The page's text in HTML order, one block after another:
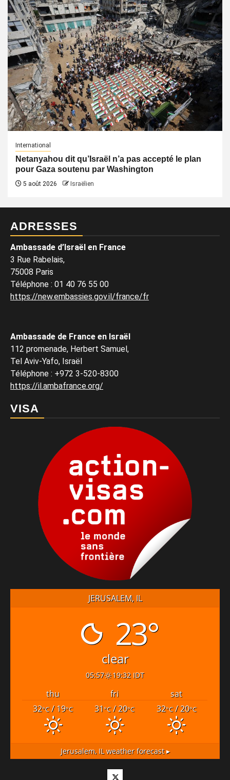
International
Netanyahou dit qu’Israël n’a pas accepté le plan
pour Gaza soutenu par Washington
5 août 2026 Israëlien
ADRESSES
Ambassade d’Israël en France
3 Rue Rabelais,
75008 Paris
Téléphone : 01 40 76 55 00
https://new.embassies.gov.il/france/fr
Ambassade de France en Israël
112 promenade, Herbert Samuel,
Tel Aviv-Yafo, Israël
Téléphone : +972 3-520-8300
https://il.ambafrance.org/
VISA
JERUSALEM, IL
23°
clear
05:57 19:32 IDT
thu fri
sat
32°C/ 19°C 31°C/ 20°C 32°C/ 20°C
Jerusalem, ILweather forecast ▸
Twitter